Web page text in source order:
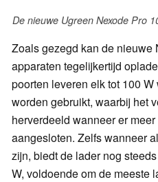
De nieuwe Ugreen Nexode Pro
Zoals gezegd kan de nieuwe
apparaten tegelijkertijd
poorten leveren elk tot 100
worden gebruikt, waarbij het
herverdeeld wanneer er
aangesloten. Zelfs wanneer
zijn, biedt de lader nog
W, voldoende om de meeste